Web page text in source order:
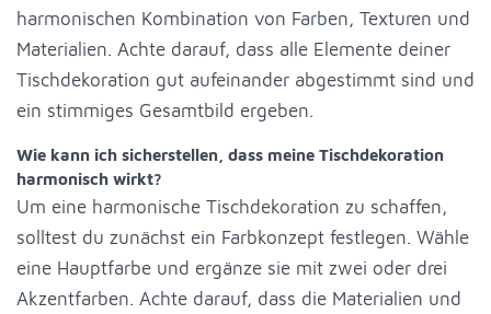
harmonischen Kombination von Farben, Texturen und
Materialien. Achte darauf, dass alle Elemente deiner
Tischdekoration gut aufeinander abgestimmt sind und
ein stimmiges Gesamtbild ergeben.
Wie kann ich sicherstellen, dass meine Tischdekoration
harmonisch wirkt?
Um eine harmonische Tischdekoration zu schaffen,
solltest du zunächst ein Farbkonzept festlegen. Wähle
eine Hauptfarbe und ergänze sie mit zwei oder drei
Akzentfarben. Achte darauf, dass die Materialien und